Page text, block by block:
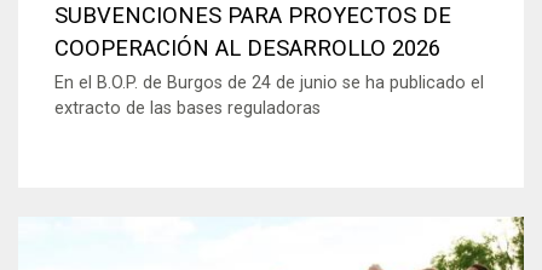
SUBVENCIONES PARA PROYECTOS DE
COOPERACIÓN AL DESARROLLO 2026
En el B.O.P. de Burgos de 24 de junio se ha publicado el
extracto de las bases reguladoras